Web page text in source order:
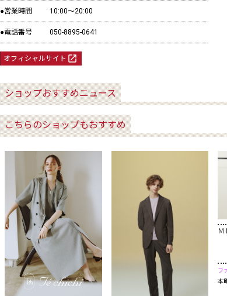
●営業時間 10:00～20:00
●電話番号 050-8895-0641
オフィシャルサイト launch
ショップおすすめニュース
こちらのショップもおすすめ
Ｍ
フ
本